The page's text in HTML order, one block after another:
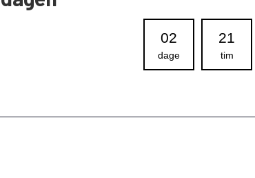
02
dage
21
tim